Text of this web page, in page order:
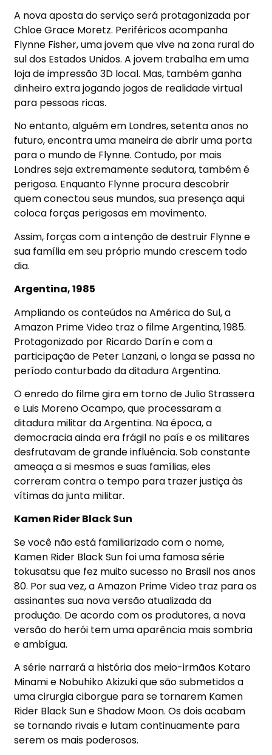
A nova aposta do serviço será protagonizada por
Chloe Grace Moretz. Periféricos acompanha
Flynne Fisher, uma jovem que vive na zona rural do
sul dos Estados Unidos. A jovem trabalha em uma
loja de impressão 3D local. Mas, também ganha
dinheiro extra jogando jogos de realidade virtual
para pessoas ricas.
No entanto, alguém em Londres, setenta anos no
futuro, encontra uma maneira de abrir uma porta
para o mundo de Flynne. Contudo, por mais
Londres seja extremamente sedutora, também é
perigosa. Enquanto Flynne procura descobrir
quem conectou seus mundos, sua presença aqui
coloca forças perigosas em movimento.
Assim, forças com a intenção de destruir Flynne e
sua família em seu próprio mundo crescem todo
dia.
Argentina, 1985
Ampliando os conteúdos na América do Sul, a
Amazon Prime Video traz o filme Argentina, 1985.
Protagonizado por Ricardo Darín e com a
participação de Peter Lanzani, o longa se passa no
período conturbado da ditadura Argentina.
O enredo do filme gira em torno de Julio Strassera
e Luis Moreno Ocampo, que processaram a
ditadura militar da Argentina. Na época, a
democracia ainda era frágil no país e os militares
desfrutavam de grande influência. Sob constante
ameaça a si mesmos e suas famílias, eles
correram contra o tempo para trazer justiça às
vítimas da junta militar.
Kamen Rider Black Sun
Se você não está familiarizado com o nome,
Kamen Rider Black Sun foi uma famosa série
tokusatsu que fez muito sucesso no Brasil nos anos
80. Por sua vez, aAmazon Prime Video traz para os
assinantes sua nova versão atualizada da
produção. De acordo com os produtores, a nova
versão do herói tem uma aparência mais sombria
e ambígua.
A série narrará a história dos meio-irmãos Kotaro
Minami e Nobuhiko Akizuki que são submetidos a
uma cirurgia ciborgue para se tornarem Kamen
Rider Black Sun e Shadow Moon. Os dois acabam
se tornando rivais e lutam continuamente para
serem os mais poderosos.